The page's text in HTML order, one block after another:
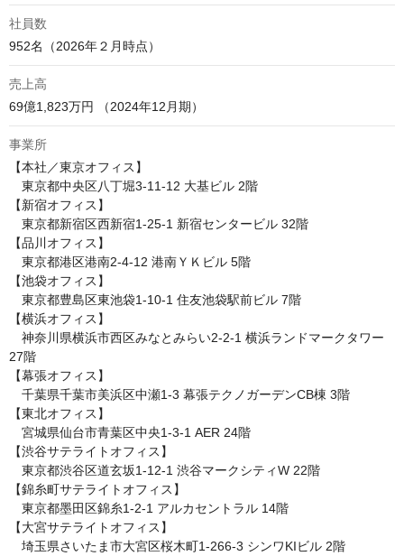
社員数
952名（2026年２月時点）
売上高
69億1,823万円 （2024年12月期）
事業所
【本社／東京オフィス】
東京都中央区八丁堀3‑11‑12 大基ビル 2階
【新宿オフィス】
東京都新宿区西新宿1-25-1 新宿センタービル 32階
【品川オフィス】
東京都港区港南2-4-12 港南ＹＫビル 5階
【池袋オフィス】
東京都豊島区東池袋1-10-1 住友池袋駅前ビル 7階
【横浜オフィス】
神奈川県横浜市西区みなとみらい2-2-1 横浜ランドマークタワー
27階
【幕張オフィス】
千葉県千葉市美浜区中瀬1-3 幕張テクノガーデンCB棟 3階
【東北オフィス】
宮城県仙台市青葉区中央1-3-1 AER 24階
【渋谷サテライトオフィス】
東京都渋谷区道玄坂1‑12‑1 渋谷マークシティW 22階
【錦糸町サテライトオフィス】
東京都墨田区錦糸1‑2‑1 アルカセントラル 14階
【大宮サテライトオフィス】
埼玉県さいたま市大宮区桜木町1-266-3 シンワKIビル 2階